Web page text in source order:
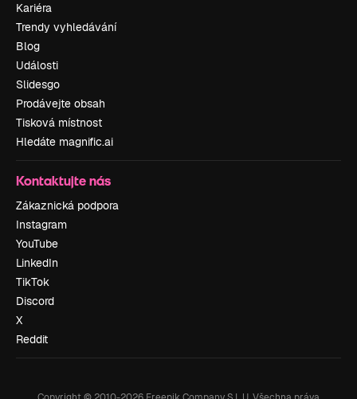
Kariéra
Trendy vyhledávání
Blog
Události
Slidesgo
Prodávejte obsah
Tisková místnost
Hledáte magnific.ai
Kontaktujte nás
Zákaznická podpora
Instagram
YouTube
LinkedIn
TikTok
Discord
X
Reddit